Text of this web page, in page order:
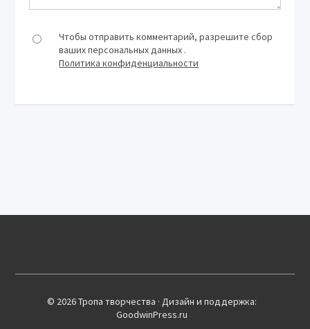
Чтобы отправить комментарий, разрешите сбор
ваших персональных данных .
Политика конфиденциальности
© 2026 Тропа творчества · Дизайн и поддержка:
GoodwinPress.ru